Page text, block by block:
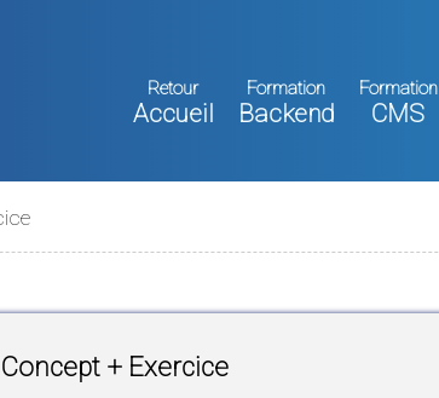
Retour
Accueil
Formation
Backend
Formation
CMS
+ Exercice